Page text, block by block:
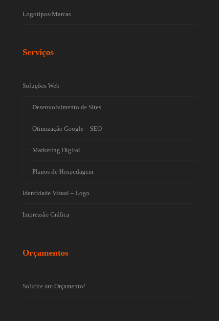
Logotipos/Marcas
Serviços
Soluções Web
Desenvolvimento de Sites
Otimização Google – SEO
Marketing Digital
Planos de Hospedagem
Identidade Visual – Logo
Impressão Gráfica
Orçamentos
Solicite um Orçamento!